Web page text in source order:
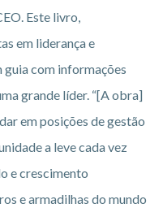
Este livro,
em liderança e
guia com informações
grande líder. “[A obra]
em posições de gestão
a leve cada vez
e crescimento
e armadilhas do mundo